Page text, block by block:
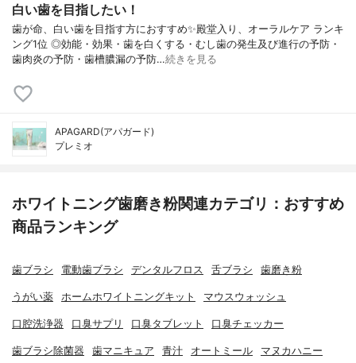
白い歯を目指したい！
歯が命、白い歯を目指す方におすすめ✨殿堂入り、オーラルケア ランキ
ング1位 ◎効能・効果・歯を白くする・むし歯の発生及び進行の予防・
歯肉炎の予防・歯槽膿漏の予防…続きを見る
APAGARD(アパガード)
プレミオ
ホワイトニング歯磨き粉関連カテゴリ：おすすめ
商品ランキング
歯ブラシ 電動歯ブラシ デンタルフロス 舌ブラシ 歯磨き粉
うがい薬 ホームホワイトニングキット マウスウォッシュ
口腔洗浄器 口臭サプリ 口臭タブレット 口臭チェッカー
歯ブラシ除菌器 歯マニキュア 青汁 オートミール マヌカハニー